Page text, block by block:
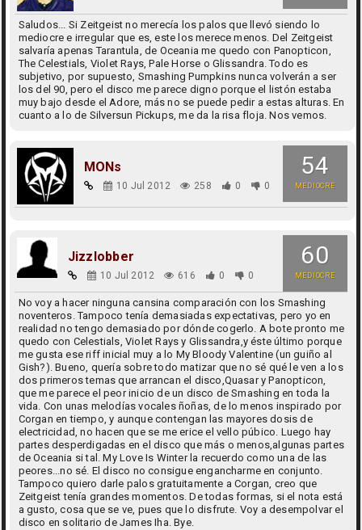
Saludos... Si Zeitgeist no merecía los palos que llevó siendo lo
mediocre e irregular que es, este los merece menos. Del Zeitgeist
salvaría apenas Tarantula, de Oceania me quedo con Panopticon,
The Celestials, Violet Rays, Pale Horse o Glissandra. Todo es
subjetivo, por supuesto, Smashing Pumpkins nunca volverán a ser
los del 90, pero el disco me parece digno porque el listón estaba
muy bajo desde el Adore, más no se puede pedir a estas alturas. En
cuanto a lo de Silversun Pickups, me da la risa floja. Nos vemos.
54
MEDIOCRE
MONs
10 Jul 2012 258 0 0
60
MEDIOCRE
Jizzlobber
10 Jul 2012 616 0 0
No voy a hacer ninguna cansina comparación con los Smashing
noventeros. Tampoco tenía demasiadas expectativas, pero yo en
realidad no tengo demasiado por dónde cogerlo. A bote pronto me
quedo con Celestials, Violet Rays y Glissandra,y éste último porque
me gusta ese riff inicial muy a lo My Bloody Valentine (un guiño al
Gish?). Bueno, quería sobre todo matizar que no sé qué le ven a los
dos primeros temas que arrancan el disco,Quasar y Panopticon,
que me parece el peor inicio de un disco de Smashing en toda la
vida. Con unas melodías vocales ñoñas, de lo menos inspirado por
Corgan en tiempo, y aunque contengan las mayores dosis de
electricidad, no hacen que se me erice el vello púbico. Luego hay
partes desperdigadas en el disco que más o menos,algunas partes
de Oceania si tal. My Love Is Winter la recuerdo como una de las
peores...no sé. El disco no consigue engancharme en conjunto.
Tampoco quiero darle palos gratuitamente a Corgan, creo que
Zeitgeist tenía grandes momentos. De todas formas, si el nota está
a gusto, cosa que se ve, pues que lo disfrute. Voy a desempolvar el
disco en solitario de James Iha. Bye.